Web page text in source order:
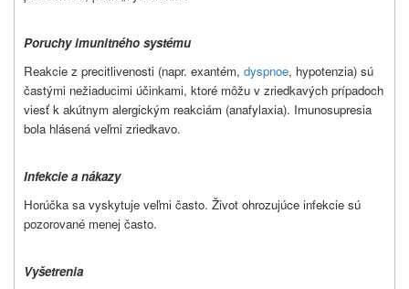
Poruchy imunitného systému
Reakcie z precitlivenosti (napr. exantém, dyspnoe, hypotenzia) sú
častými nežiaducimi účinkami, ktoré môžu v zriedkavých prípadoch
viesť k akútnym alergickým reakciám (anafylaxia). Imunosupresia
bola hlásená veľmi zriedkavo.
Infekcie a nákazy
Horúčka sa vyskytuje veľmi často. Život ohrozujúce infekcie sú
pozorované menej často.
Vyšetrenia